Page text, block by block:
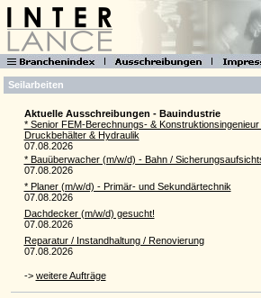
Seilarbeiten
Aktuelle Ausschreibungen - Bauindustrie
* Senior FEM-Berechnungs- &
Druckbehälter & Hydraulik
07.08.2026
* Bauüberwacher (m/w/d) - Bahn /
07.08.2026
* Planer (m/w/d) - Primär- und Sekundärtechnik
07.08.2026
Dachdecker (m/w/d) gesucht!
07.08.2026
Reparatur / Instandhaltung / Renovierung
07.08.2026
-> weitere Aufträge